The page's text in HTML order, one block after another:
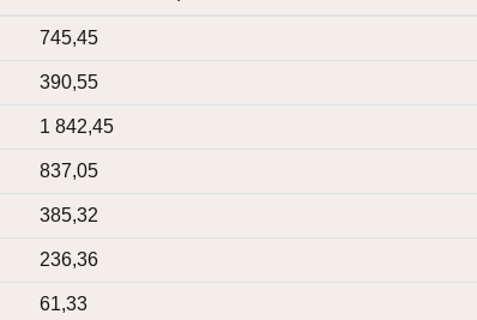
745,45
390,55
1 842,45
837,05
385,32
236,36
61,33